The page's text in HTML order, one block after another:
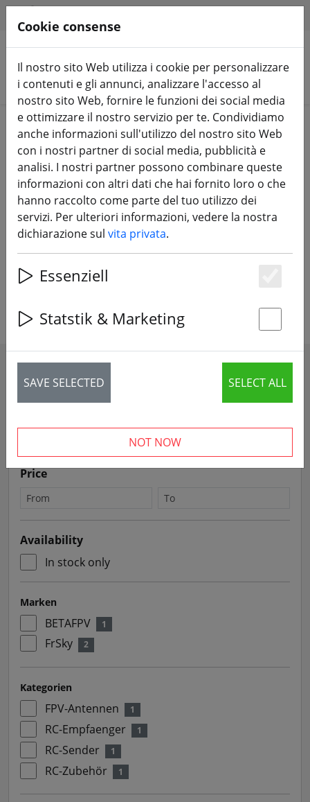
Cerca prodotti
Il link richiesto non è stato trovato. Ti mostreremo
come cercare accessori frsky.
3 Artikel für die Suche nach
"accessori frsky" gefunden
Sort by
Price
Availability
In stock only
Marken
BETAFPV 1
FrSky 2
Kategorien
FPV-Antennen 1
RC-Empfaenger 1
RC-Sender 1
RC-Zubehör 1
Cookie consense
Il nostro sito Web utilizza i cookie per personalizzare
i contenuti e gli annunci, analizzare l'accesso al
nostro sito Web, fornire le funzioni dei social media
e ottimizzare il nostro servizio per te. Condividiamo
anche informazioni sull'utilizzo del nostro sito Web
con i nostri partner di social media, pubblicità e
analisi. I nostri partner possono combinare queste
informazioni con altri dati che hai fornito loro o che
hanno raccolto come parte del tuo utilizzo dei
servizi. Per ulteriori informazioni, vedere la nostra
dichiarazione sul vita privata.
Essenziell
Statstik & Marketing
SAVE SELECTED SELECT ALL
NOT NOW